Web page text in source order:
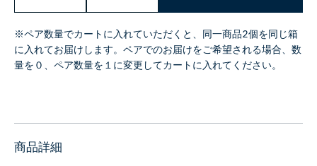
※ペア数量でカートに入れていただくと、同一商品2個を同じ箱
に入れてお届けします。ペアでのお届けをご希望される場合、数
量を０、ペア数量を１に変更してカートに入れてください。
商品詳細